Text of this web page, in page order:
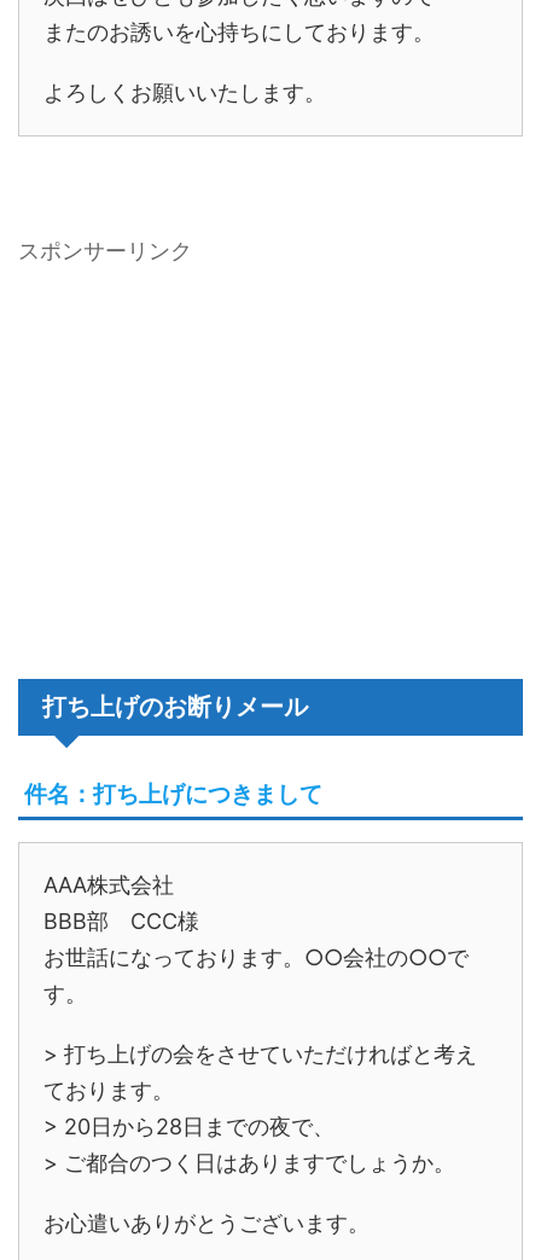
またのお誘いを心持ちにしております。
よろしくお願いいたします。
スポンサーリンク
打ち上げのお断りメール
件名：打ち上げにつきまして
AAA株式会社
BBB部 CCC様
お世話になっております。○○会社の○○で
す。
> 打ち上げの会をさせていただければと考え
ております。
> 20日から28日までの夜で、
> ご都合のつく日はありますでしょうか。
お心遣いありがとうございます。